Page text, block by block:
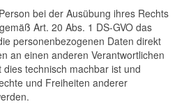
bei der Ausübung ihres Rechts
Art. 20 Abs. 1 DS-GVO das
personenbezogenen Daten direkt
an einen anderen Verantwortlichen
technisch machbar ist und
und Freiheiten anderer